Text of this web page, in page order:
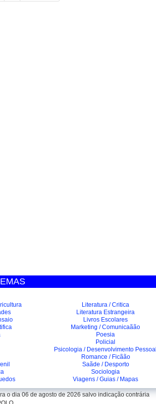
Literatura / Critica
Literatura Estrangeira
Livros Escolares
Marketing / Comunicaãão
Poesia
Policial
Psicologia / Desenvolvimento Pessoal
Romance / Ficãão
Saãde / Desporto
Sociologia
Viagens / Guias / Mapas
o dia 06 de agosto de 2026 salvo indicação contrária